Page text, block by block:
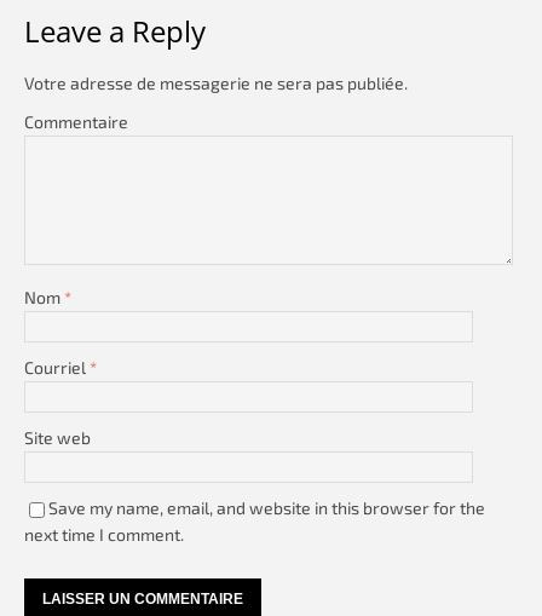
Leave a Reply
Votre adresse de messagerie ne sera pas publiée.
Commentaire
Nom *
Courriel *
Site web
Save my name, email, and website in this browser for the
next time I comment.